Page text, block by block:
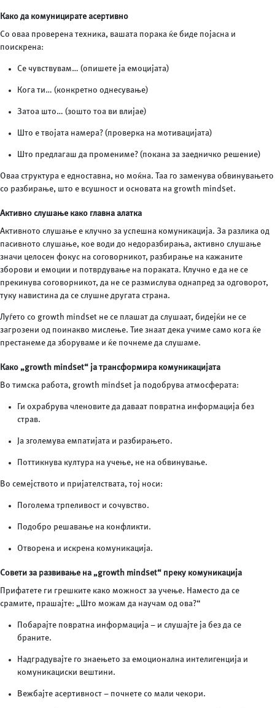
Како да комуницирате асертивно
Со оваа проверена техника, вашата порака ќе биде појасна и
поискрена:
Се чувствувам… (опишете ја емоцијата)
Кога ти… (конкретно однесување)
Затоа што… (зошто тоа ви влијае)
Што е твојата намера? (проверка на мотивацијата)
Што предлагаш да промениме? (покана за заедничко решение)
Оваа структура е едноставна, но моќна. Таа го заменува обвинувањето
со разбирање, што е всушност и основата на growth mindset.
Активно слушање како главна алатка
Активното слушање е клучно за успешна комуникација. За разлика од
пасивното слушање, кое води до недоразбирања, активно слушање
значи целосен фокус на соговорникот, разбирање на кажаните
зборови и емоции и потврдување на пораката. Клучно е да не се
прекинува соговорникот, да не се размислува однапред за одговорот,
туку навистина да се слушне другата страна.
Луѓето со growth mindset не се плашат да слушаат, бидејќи не се
загрозени од поинакво мислење. Тие знаат дека учиме само кога ќе
престанеме да зборуваме и ќе почнеме да слушаме.
Како „growth mindset“ ја трансформира комуникацијата
Во тимска работа, growth mindset ја подобрува атмосферата:
Ги охрабрува членовите да даваат повратна информација без
страв.
Ја зголемува емпатијата и разбирањето.
Поттикнува култура на учење, не на обвинување.
Во семејството и пријателствата, тој носи:
Поголема трпеливост и сочувство.
Подобро решавање на конфликти.
Отворена и искрена комуникација.
Совети за развивање на „growth mindset“ преку комуникација
Прифатете ги грешките како можност за учење. Наместо да се
срамите, прашајте: „Што можам да научам од ова?“
Пoбарајте повратна информација – и слушајте ја без да се
браните.
Надградувајте го знаењето за емоционална интелигенција и
комуникациски вештини.
Вежбајте асертивност – почнете со мали чекори.